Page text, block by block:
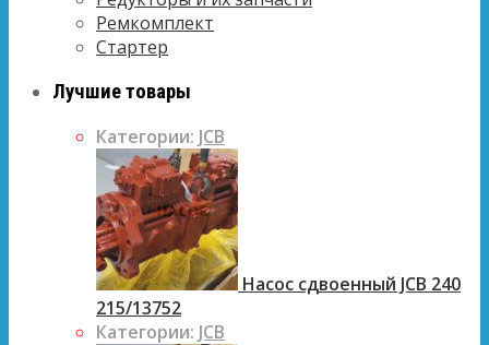
Ремкомплект
Стартер
Лучшие товары
Категории: JCB
Насос сдвоенный JCB 240
215/13752
Категории: JCB